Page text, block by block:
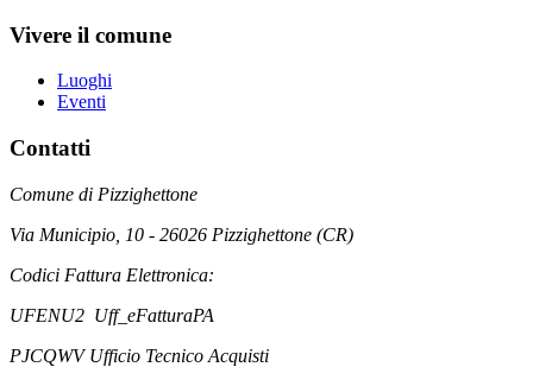
Vivere il comune
Luoghi
Eventi
Contatti
Comune di Pizzighettone
Via Municipio, 10 - 26026 Pizzighettone (CR)
Codici Fattura Elettronica:
UFENU2 Uff_eFatturaPA
PJCQWV Ufficio Tecnico Acquisti